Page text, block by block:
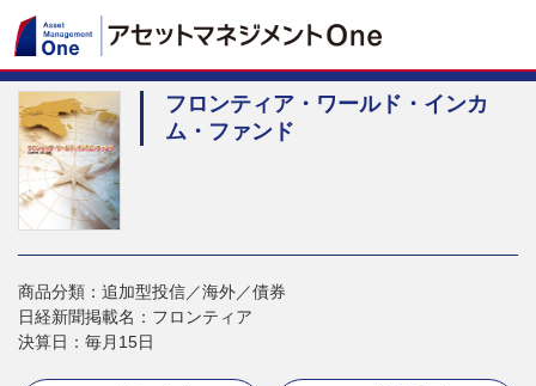
フロンティア・ワールド・インカ
ム・ファンド
商品分類：追加型投信／海外／債券
日経新聞掲載名：フロンティア
決算日：毎月15日